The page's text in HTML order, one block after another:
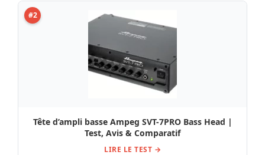
#2
Tête d’ampli basse Ampeg SVT-7PRO Bass Head |
Test, Avis & Comparatif
LIRE LE TEST →